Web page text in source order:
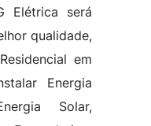
Elétrica será
qualidade,
em
Energia
Solar,